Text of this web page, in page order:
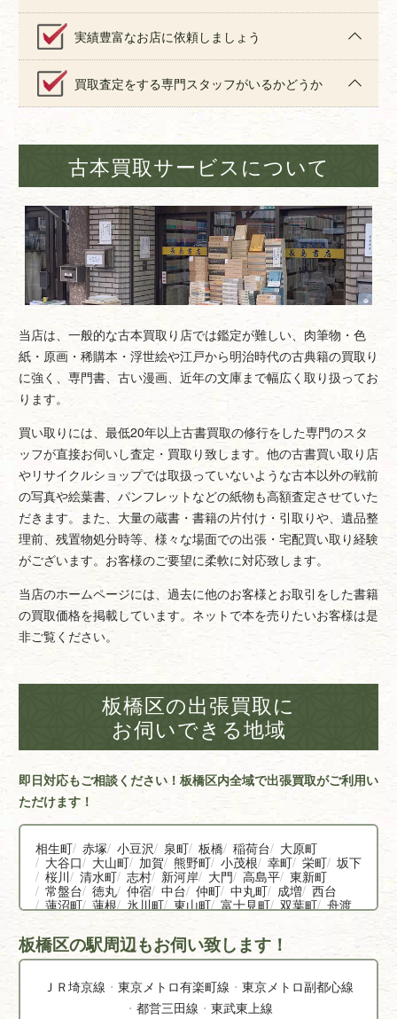
実績豊富なお店に依頼しましょう
買取査定をする専門スタッフがいるかどうか
古本買取サービスについて
当店は、一般的な古本買取り店では鑑定が難しい、肉筆物・色
紙・原画・稀購本・浮世絵や江戸から明治時代の古典籍の買取り
に強く、専門書、古い漫画、近年の文庫まで幅広く取り扱ってお
ります。
買い取りには、最低20年以上古書買取の修行をした専門のスタ
ッフが直接お伺いし査定・買取り致します。他の古書買い取り店
やリサイクルショップでは取扱っていないような古本以外の戦前
の写真や絵葉書、パンフレットなどの紙物も高額査定させていた
だきます。また、大量の蔵書・書籍の片付け・引取りや、遺品整
理前、残置物処分時等、様々な場面での出張・宅配買い取り経験
がございます。お客様のご要望に柔軟に対応致します。
当店のホームページには、過去に他のお客様とお取引をした書籍
の買取価格を掲載しています。ネットで本を売りたいお客様は是
非ご覧ください。
板橋区の出張買取に
お伺いできる地域
即日対応もご相談ください！板橋区内全域で出張買取がご利用い
ただけます！
相生町 赤塚 小豆沢 泉町 板橋 稲荷台
大原町
大谷口
大山町 加賀 熊野町 小茂根 幸町 栄町 坂下
桜川
清水町 志村 新河岸 大門 高島平 東新町
常盤台 徳丸 仲宿 中台 仲町 中丸町 成増 西台
蓮沼町 蓮根 氷川町 東山町 富士見町 双葉町 舟渡
本町
板橋区の駅周辺もお伺い致します！
ＪＲ埼京線 東京メトロ有楽町線
東京メトロ副都心線
都営三田線
東武東上線